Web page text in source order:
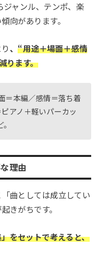
ジャンル、テンポ、楽
向があります。
、“用途＋場面＋感情
ります。
＝本編／感情＝落ち着
アノ＋軽いパーカッ
理由
曲としては成立してい
きがちです。
をセットで考えると、